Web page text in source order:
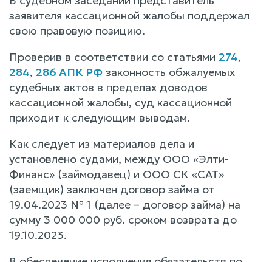
заявителя кассационной жалобы поддержал
свою правовую позицию.
Проверив в соответствии со статьями 274,
284, 286 АПК РФ законность обжалуемых
судебных актов в пределах доводов
кассационной жалобы, суд кассационной
приходит к следующим выводам.
Как следует из материалов дела и
установлено судами, между ООО «Элти-
Финанс» (займодавец) и ООО СК «САТ»
(заемщик) заключен договор займа от
19.04.2023 № 1 (далее – договор займа) на
сумму 3 000 000 руб. сроком возврата до
19.10.2023.